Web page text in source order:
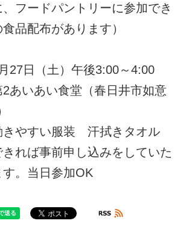
フードパントリーに参加でき
品配布があります）
日（土）午後3:00～4:00
いあい食堂（春日井市如意
やすい服装 汗拭きタオル
れば事前申し込みをしていた
す。当日参加OK